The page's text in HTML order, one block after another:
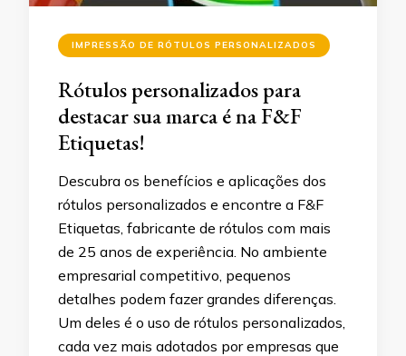
IMPRESSÃO DE RÓTULOS PERSONALIZADOS
Rótulos personalizados para
destacar sua marca é na F&F
Etiquetas!
Descubra os benefícios e aplicações dos
rótulos personalizados e encontre a F&F
Etiquetas, fabricante de rótulos com mais
de 25 anos de experiência. No ambiente
empresarial competitivo, pequenos
detalhes podem fazer grandes diferenças.
Um deles é o uso de rótulos personalizados,
cada vez mais adotados por empresas que